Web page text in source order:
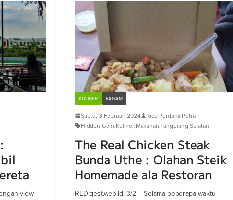
view
KULINER RAGAM
Sabtu, 3 Februari 2024
Rico Perdana Putra
Hidden Gem,Kuliner,Makanan,Tangerang Selatan
The Real Chicken Steak
Bunda Uthe : Olahan Steik
Homemade ala Restoran
REDigest.web.id, 3/2 – Selama beberapa waktu